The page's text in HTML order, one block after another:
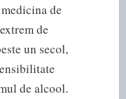
de
de
un secol,
de alcool.